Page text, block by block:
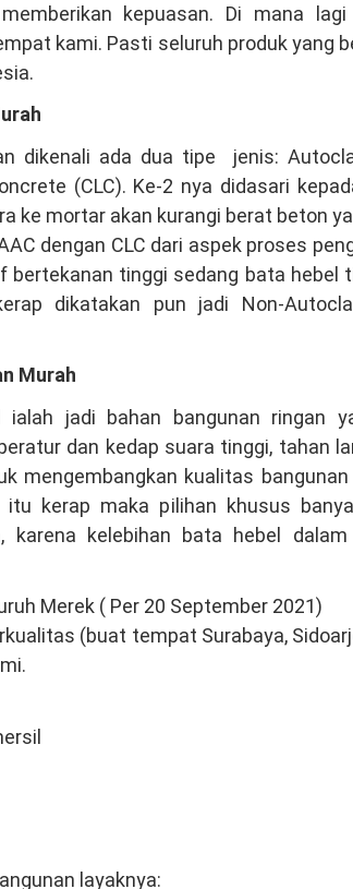
kepuasan. Di mana
kami. Pasti seluruh produk yang
dikenali ada dua tipe jenis:
(CLC). Ke-2 nya didasari
ke mortar akan kurangi berat beton
dengan CLC dari aspek proses
tinggi sedang bata hebel
dikatakan pun jadi Non-
Murah
jadi bahan bangunan ringan
dan kedap suara tinggi, tahan
mengembangkan kualitas
kerap maka pilihan khusus
karena kelebihan bata hebel
Merek ( Per 20 September 2021)
(buat tempat Surabaya,
layaknya: